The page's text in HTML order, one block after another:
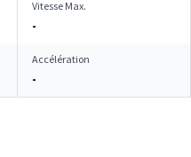
Vitesse Max.
-
Accélération
-